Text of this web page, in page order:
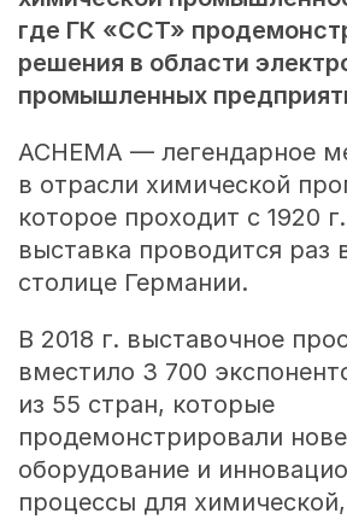
где ГК «ССТ»
решения в области
промышленных
ACHEMA — легендарное
в отрасли химической
которое проходит с 1920
выставка проводится раз
столице Германии.
В 2018 г. выставочное
вместило 3 700
из 55 стран, которые
продемонстрировали
оборудование и
процессы для химической,